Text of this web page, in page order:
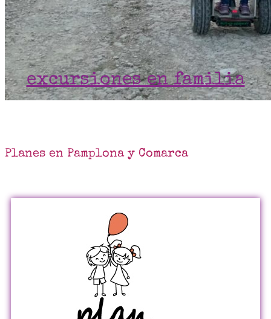
excursiones en familia
Planes en Pamplona y Comarca